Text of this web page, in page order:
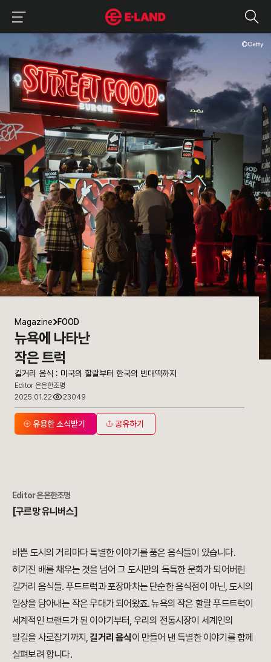
길거리 음식 : 미국의 할랄부터 한국의 빈대떡까지
매거진 상세보기
Magazine FOOD
뉴욕에 나타난
작은 트럭
길거리 음식 : 미국의 할랄부터 한국의 빈대떡까지
Editor 은은한조명
2025.01.22
23049
유용한 소식받기 공유하기
Editor 은은한조명
[구르망 유니버스]
바쁜 도시의 거리마다 특별한 이야기를 품은 음식들이 있습니다.
허기진 배를 채우는 것을 넘어 그 도시만의 독특한 문화가 되어버린
길거리 음식들. 푸드트럭과 포장마차는 단순한 음식점이 아닌, 도시의
일상을 담아내는 작은 무대가 되어왔죠. 뉴욕의 작은 할랄 푸드트럭이
세계적인 브랜드가 된 이야기부터, 우리의 전통시장이 세계인의
발길을 사로잡기까지,길거리 음식이 만들어 낸 특별한 이야기를 함께
살펴보려 합니다.